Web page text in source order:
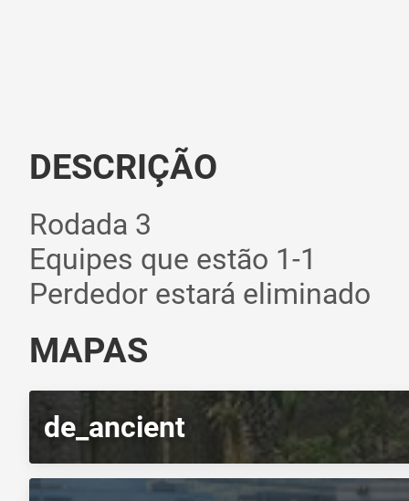
DESCRIÇÃO
Rodada 3
Equipes que estão 1-1
Perdedor estará eliminado
MAPAS
de_ancient